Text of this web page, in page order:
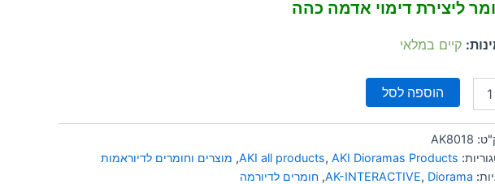
ליצירת דימוי אדמה כהה
קיים במלאי
הוספה לסל
AK8018
AKI all products, AKI Dioramas Products
, מוצרים וחומרים לדיוראמות
AK-INTERACTIVE, Diorama
, חומרים לדיורמה